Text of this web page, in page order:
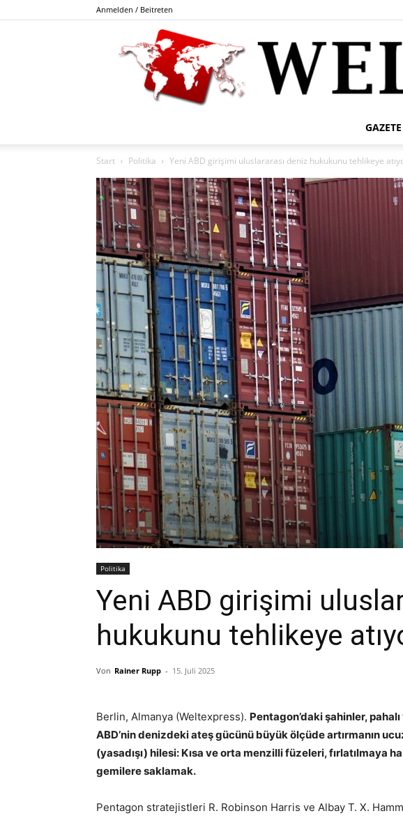
Anmelden / Beitreten
GAZETE
Start Politika Yeni ABD girişimi uluslararası deniz hukukunu tehlikeye
Politika
Yeni ABD girişimi
hukukunu tehlikeye
Von Rainer Rupp - 15. Juli 2025
Berlin, Almanya (Weltexpress). Pentagon’daki şahinler,
ABD’nin denizdeki ateş gücünü büyük ölçüde artırmanın
(yasadışı) hilesi: Kısa ve orta menzilli füzeleri, fırlatılmaya
gemilere saklamak.
Pentagon stratejistleri R. Robinson Harris ve Albay T. X.